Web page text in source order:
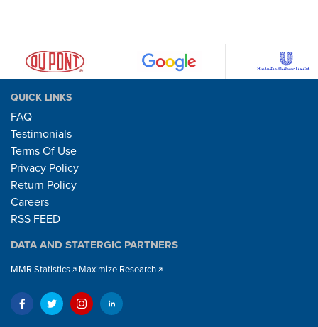
QUICK LINKS
FAQ
Testimonials
Terms Of Use
Privacy Policy
Return Policy
Careers
RSS FEED
DATA AND STATERGIC PARTNERS
MMR Statistics Maximize Research